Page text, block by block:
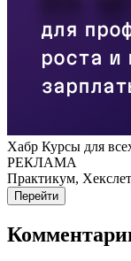
Хабр Курсы для
РЕКЛАМА
Практикум,
Перейти